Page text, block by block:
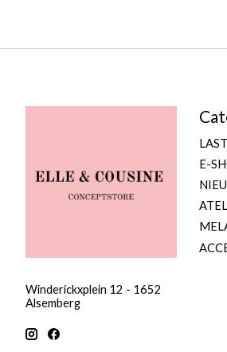
Winderickxplein 12 - 1652
Alsemberg
E-